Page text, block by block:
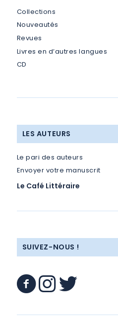
Collections
Nouveautés
Revues
Livres en d’autres langues
CD
LES AUTEURS
Le pari des auteurs
Envoyer votre manuscrit
Le Café Littéraire
SUIVEZ-NOUS !